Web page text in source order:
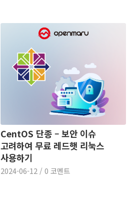
CentOS 단종 – 보안 이슈
고려하여 무료 레드햇 리눅스
사용하기
2024-06-12 / 0 코멘트